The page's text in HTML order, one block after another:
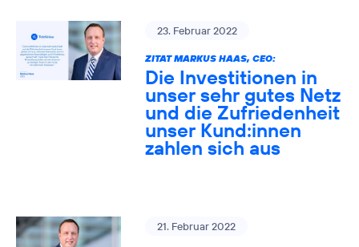
23. Februar 2022
ZITAT MARKUS HAAS, CEO:
Die Investitionen in
unser sehr gutes Netz
und die Zufriedenheit
unser Kund:innen
zahlen sich aus
21. Februar 2022